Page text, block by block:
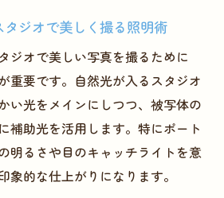
スタジオ選びで利益アップを実
オの設備投資と運用のポイン
付きフォトスタジオ運営の収益
成功の秘訣と実践例
ジオで美しく撮る照明術
ジオで美しい写真を撮るために
重要です。自然光が入るスタジオ
い光をメインにしつつ、被写体の
補助光を活用します。特にポート
明るさや目のキャッチライトを意
象的な仕上がりになります。